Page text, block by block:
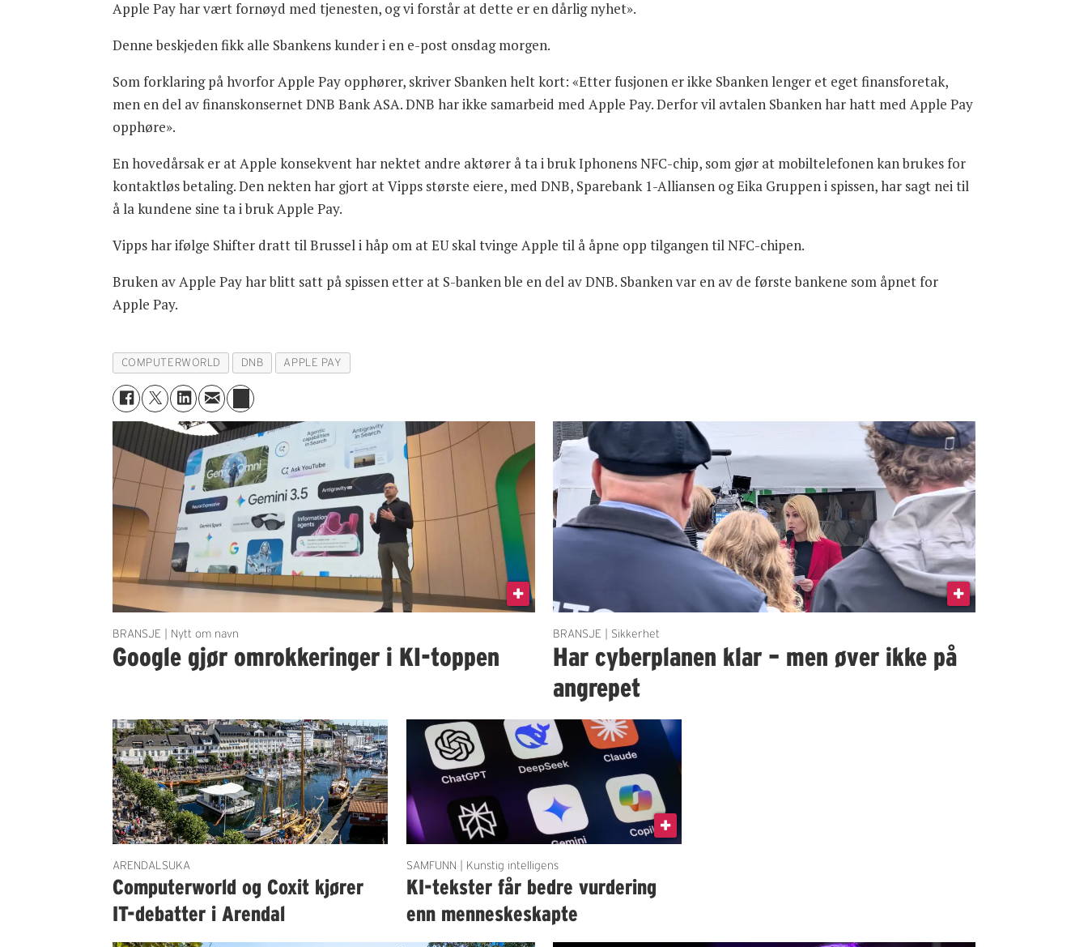
Apple Pay har vært fornøyd med tjenesten, og vi forstår at dette er en dårlig nyhet».
Denne beskjeden fikk alle Sbankens kunder i en e-post onsdag morgen.
Som forklaring på hvorfor Apple Pay opphører, skriver Sbanken helt kort: «Etter fusjonen er ikke Sbanken lenger et eget finansforetak,
men en del av finanskonsernet DNB Bank ASA. DNB har ikke samarbeid med Apple Pay. Derfor vil avtalen Sbanken har hatt med Apple Pay
opphøre».
En hovedårsak er at Apple konsekvent har nektet andre aktører å ta i bruk Iphonens NFC-chip, som gjør at mobiltelefonen kan brukes for
kontaktløs betaling. Den nekten har gjort at Vipps største eiere, med DNB, Sparebank 1-Alliansen og Eika Gruppen i spissen, har sagt nei til
å la kundene sine ta i bruk Apple Pay.
Vipps har ifølge Shifter dratt til Brussel i håp om at EU skal tvinge Apple til å åpne opp tilgangen til NFC-chipen.
Bruken av Apple Pay har blitt satt på spissen etter at S-banken ble en del av DNB. Sbanken var en av de første bankene som åpnet for
Apple Pay.
COMPUTERWORLD DNB APPLE PAY
BRANSJE | Nytt om navn
Google gjør omrokkeringer i KI-toppen
BRANSJE | Sikkerhet
Har cyberplanen klar – men øver ikke på
angrepet
ARENDALSUKA
Computerworld og Coxit kjører
IT-debatter i Arendal
SAMFUNN | Kunstig intelligens
KI-tekster får bedre vurdering
enn menneskeskapte